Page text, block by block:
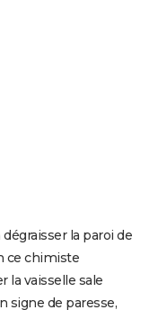
la paroi de
ce chimiste
la vaisselle sale
signe de paresse,